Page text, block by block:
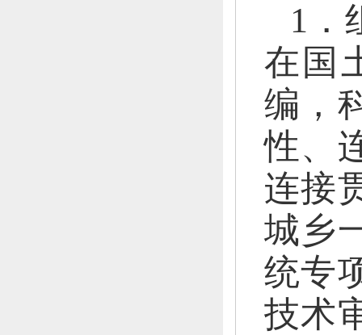
1．
在 国
编 ，
性、
连接
城乡
统专
技术